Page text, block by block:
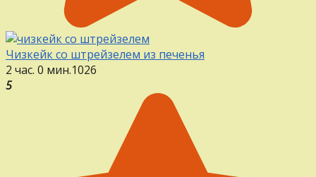
Чизкейк со штрейзелем из печенья
2 час. 0 мин.1026
5